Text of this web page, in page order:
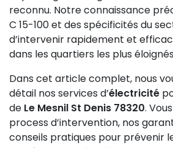
reconnu. Notre connaissance
C 15-100 et des spécificités du
d’intervenir rapidement et
dans les quartiers les plus
Dans cet article complet, nous
détail nos services d’électricité
de Le Mesnil St Denis 78320.
process d’intervention, nos
conseils pratiques pour prévenir